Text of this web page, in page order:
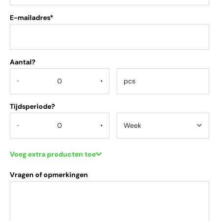
E-mailadres*
Aantal?
- +
Tijdsperiode?
- +
Voeg extra producten toe
Vragen of opmerkingen